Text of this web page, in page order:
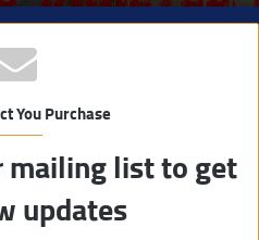
You Purchase
mailing list to get
updates!